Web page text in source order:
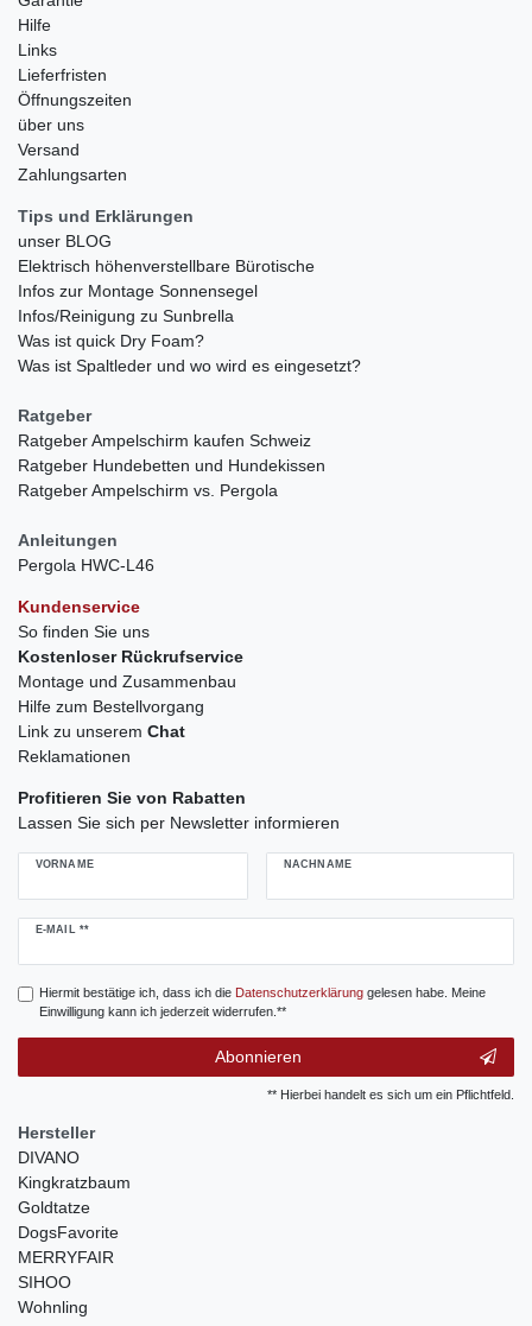
Hilfe
Links
Lieferfristen
Öffnungszeiten
über uns
Versand
Zahlungsarten
Tips und Erklärungen
unser BLOG
Elektrisch höhenverstellbare Bürotische
Infos zur Montage Sonnensegel
Infos/Reinigung zu Sunbrella
Was ist quick Dry Foam?
Was ist Spaltleder und wo wird es eingesetzt?
Ratgeber
Ratgeber Ampelschirm kaufen Schweiz
Ratgeber Hundebetten und Hundekissen
Ratgeber Ampelschirm vs. Pergola
Anleitungen
Pergola HWC-L46
Kundenservice
So finden Sie uns
Kostenloser Rückrufservice
Montage und Zusammenbau
Hilfe zum Bestellvorgang
Link zu unserem Chat
Reklamationen
Profitieren Sie von Rabatten
Lassen Sie sich per Newsletter informieren
VORNAME NACHNAME
E-MAIL **
Newsletter
Hiermit bestätige ich, dass ich die Daten­schutz­erklärunggelesen habe. Meine
Einwilligung kann ich jederzeit widerrufen.**
Abonnieren
** Hierbei handelt es sich um ein Pflichtfeld.
Hersteller
DIVANO
Kingkratzbaum
Goldtatze
DogsFavorite
MERRYFAIR
SIHOO
Wohnling